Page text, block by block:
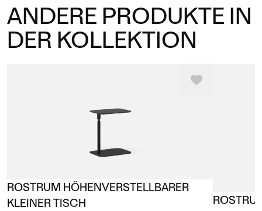
ANDERE PRODUKTE IN
DER KOLLEKTION
ROSTRUM HÖHENVERSTELLBARER
KLEINER TISCH